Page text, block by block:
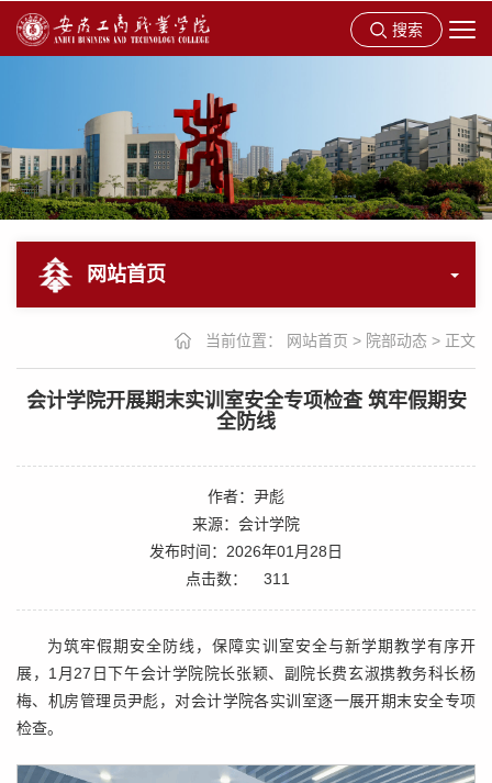
搜索
网站首页
当前位置： 网站首页 > 院部动态 > 正文
会计学院开展期末实训室安全专项检查 筑牢假期安
全防线
作者：尹彪
来源：会计学院
发布时间：2026年01月28日
点击数：
311
为筑牢假期安全防线，保障实训室安全与新学期教学有序开
展，1月27日下午会计学院院长张颖、副院长费玄淑携教务科长杨
梅、机房管理员尹彪，对会计学院各实训室逐一展开期末安全专项
检查。